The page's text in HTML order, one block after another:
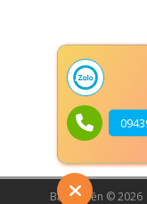
Bản quyền ©